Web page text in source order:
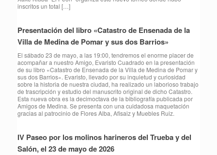
inscritos un total […]
Presentación del libro «Catastro de Ensenada de la
Villa de Medina de Pomar y sus dos Barrios»
El sábado 23 de mayo, a las 19:00, tendremos el enorme placer de
acompañar a nuestro Amigo, Evaristo Cuadrado en la presentación
de su libro «Catastro de Ensenada de la Villa de Medina de Pomar y
sus dos Barrios». Evaristo, llevado por su inquietud y curiosidad
sobre la historia de nuestra ciudad, ha realizado un laborioso trabajo
de trascripción y estudio del manuscrito original de dicho Catastro.
Esta nueva obra es la decimoctava de la bibliografía publicada por
Amigos de Medina. Se presenta con una cuidadosa maquetación
gracias al patrocinio de Flores Alba, Afisaiz y Muebles Ruiz.
IV Paseo por los molinos harineros del Trueba y del
Salón, el 23 de mayo de 2026